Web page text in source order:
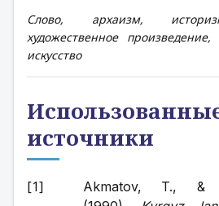
Слово, архаизм,
художественное
искусство
источники
Akmatov, T., &